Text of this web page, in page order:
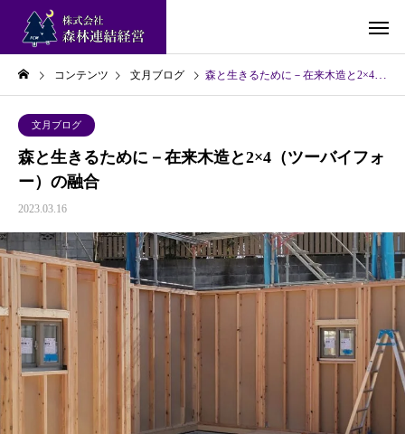
コンテンツ 文月ブログ 森と生きるために－在来木造と2×4（ツーバイフォー）の融合
文月ブログ
森と生きるために－在来木造と2×4（ツーバイフォ
ー）の融合
2023.03.16